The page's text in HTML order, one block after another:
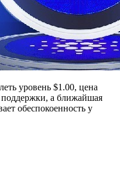
уровень $1.00, цена
а ближайшая
обеспокоенность у